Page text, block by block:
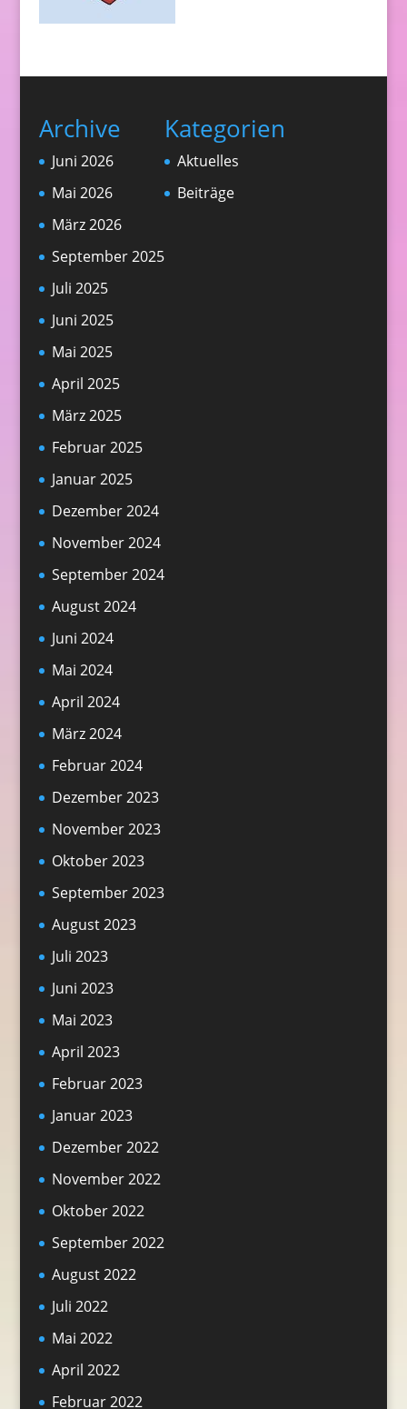
Archive
Juni 2026
Mai 2026
März 2026
September 2025
Juli 2025
Juni 2025
Mai 2025
April 2025
März 2025
Februar 2025
Januar 2025
Dezember 2024
November 2024
September 2024
August 2024
Juni 2024
Mai 2024
April 2024
März 2024
Februar 2024
Dezember 2023
November 2023
Oktober 2023
September 2023
August 2023
Juli 2023
Juni 2023
Mai 2023
April 2023
Februar 2023
Januar 2023
Dezember 2022
November 2022
Oktober 2022
September 2022
August 2022
Juli 2022
Mai 2022
April 2022
Februar 2022
Kategorien
Aktuelles
Beiträge